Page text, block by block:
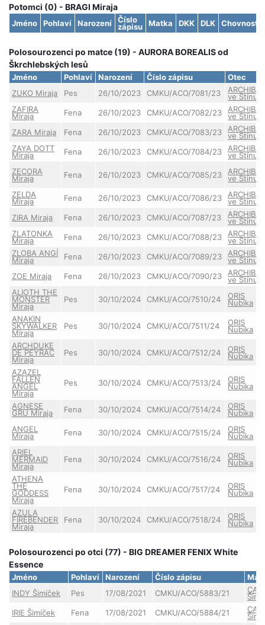
Potomci (0) - BRAGI Miraja
Jméno Pohlaví Narození Číslo
zápisu Matka DKK DLK Chovnost
Polosourozenci po matce (19) - AURORA BOREALIS od
Škrchlebských lesů
Jméno Pohlaví Narození Číslo zápisu
Otec
ZUKO Miraja
Pes 26/10/2023 CMKU/ACO/7081/23
ve Stínu
ZAFIRA
Miraja Fena 26/10/2023 CMKU/ACO/7082/23
ve Stínu
ZARA Miraja
Fena 26/10/2023 CMKU/ACO/7083/23
ve Stínu
ZAYA DOTT
Miraja Fena 26/10/2023 CMKU/ACO/7084/23
ve Stínu
ZECORA
Miraja Fena 26/10/2023 CMKU/ACO/7085/23
ve Stínu
ZELDA
Miraja Fena 26/10/2023 CMKU/ACO/7086/23
ve Stínu
ZIRA Miraja
Fena 26/10/2023 CMKU/ACO/7087/23
ve Stínu
ZLATONKA
Miraja Fena 26/10/2023 CMKU/ACO/7088/23
ve Stínu
ZLOBA ANGÍ
Miraja Fena 26/10/2023 CMKU/ACO/7089/23
ve Stínu
ZOE Miraja
Fena 26/10/2023 CMKU/ACO/7090/23
ve Stínu
ALIOTH THE
MONSTER
Miraja
Pes 30/10/2024 CMKU/ACO/7510/24 ORIS
Nubika
ANAKIN
SKYWALKER
Miraja
Pes 30/10/2024 CMKU/ACO/7511/24 ORIS
Nubika
ARCHDUKE
DE PEYRAC
Miraja
Pes 30/10/2024 CMKU/ACO/7512/24 ORIS
Nubika
AZAZEL
FALLEN
ANGEL
Miraja
Pes 30/10/2024 CMKU/ACO/7513/24 ORIS
Nubika
AGNESE
GRU Miraja Fena 30/10/2024 CMKU/ACO/7514/24 ORIS
Nubika
ANGEL
Miraja Fena 30/10/2024 CMKU/ACO/7515/24 ORIS
Nubika
ARIEL
MERMAID
Miraja
Fena 30/10/2024 CMKU/ACO/7516/24 ORIS
Nubika
ATHENA
THE
GODDESS
Miraja
Fena 30/10/2024 CMKU/ACO/7517/24 ORIS
Nubika
AZULA
FIREBENDER
Miraja
Fena 30/10/2024 CMKU/ACO/7518/24 ORIS
Nubika
Polosourozenci po otci (77) - BIG DREAMER FENIX White
Essence
Jméno Pohlaví Narození Číslo zápisu
INDY Šimíček
Pes 17/08/2021 CMKU/ACO/5883/21
IRIE Šimíček
Fena 17/08/2021 CMKU/ACO/5884/21